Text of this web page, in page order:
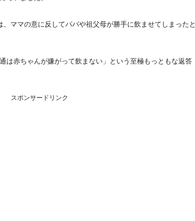
ママの意に反してパパや祖父母が勝手に飲ませてしまったと
は赤ちゃんが嫌がって飲まない」という至極もっともな返答
スポンサードリンク